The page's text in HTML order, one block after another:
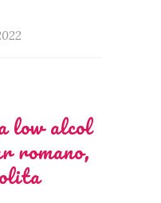
low alcol
romano,